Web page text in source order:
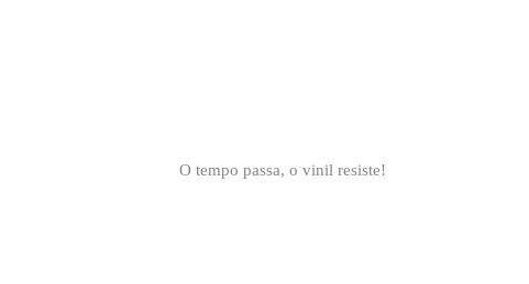
O tempo passa, o vinil resiste!